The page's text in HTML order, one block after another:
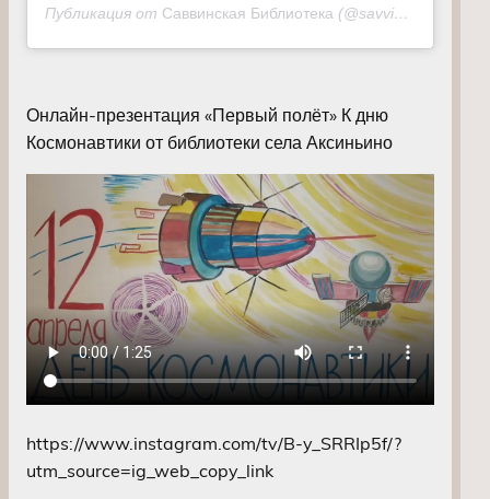
Публикация от Саввинская Библиотека (@savvinskaiabiblioteka)
Онлайн-презентация «Первый полёт» К дню
Космонавтики от библиотеки села Аксиньино
https://www.instagram.com/tv/B-y_SRRIp5f/?
utm_source=ig_web_copy_link